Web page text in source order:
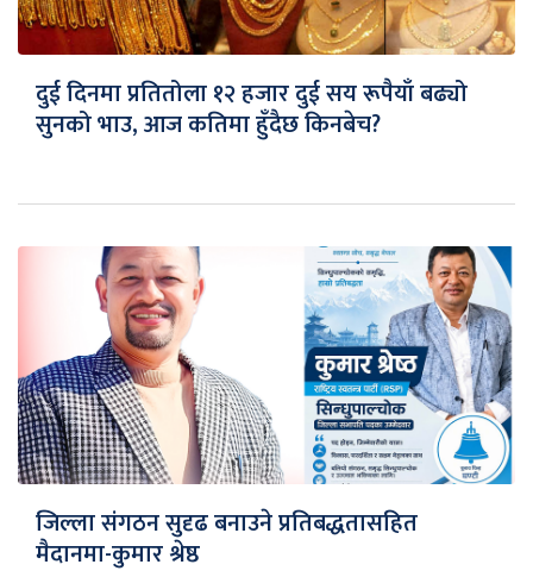
दुई दिनमा प्रतितोला १२ हजार दुई सय रूपैयाँ बढ्यो
सुनको भाउ, आज कतिमा हुँदैछ किनबेच?
जिल्ला संगठन सुदृढ बनाउने प्रतिबद्धतासहित
मैदानमा-कुमार श्रेष्ठ